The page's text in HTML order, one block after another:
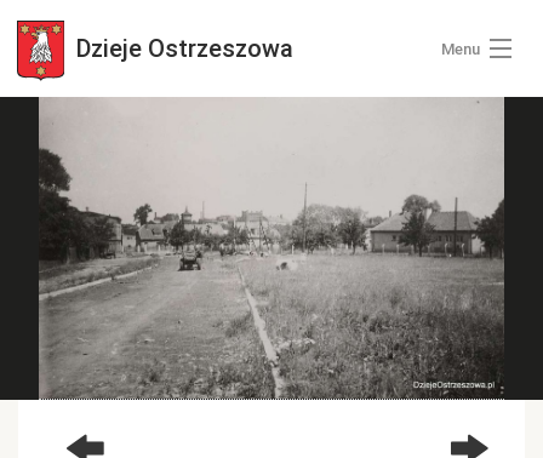
Dzieje Ostrzeszowa Menu
Kategorie zdjęć
Zaloguj się
+ Dodaj zdjęcia